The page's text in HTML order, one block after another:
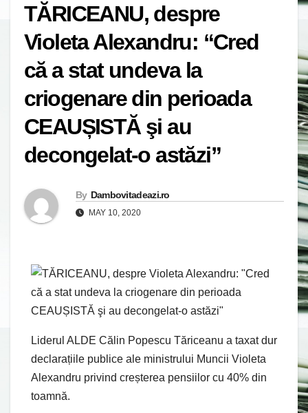
TĂRICEANU, despre
Violeta Alexandru: “Cred
că a stat undeva la
criogenare din perioada
CEAUȘISTĂ şi au
decongelat-o astăzi”
By Dambovitadeazi.ro
MAY 10, 2020
Liderul ALDE Călin Popescu Tăriceanu a taxat dur
declarațiile publice ale ministrului Muncii Violeta
Alexandru privind creșterea pensiilor cu 40% din
toamnă.